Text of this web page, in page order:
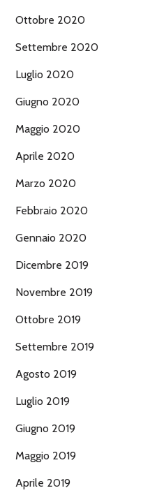
Ottobre 2020
Settembre 2020
Luglio 2020
Giugno 2020
Maggio 2020
Aprile 2020
Marzo 2020
Febbraio 2020
Gennaio 2020
Dicembre 2019
Novembre 2019
Ottobre 2019
Settembre 2019
Agosto 2019
Luglio 2019
Giugno 2019
Maggio 2019
Aprile 2019